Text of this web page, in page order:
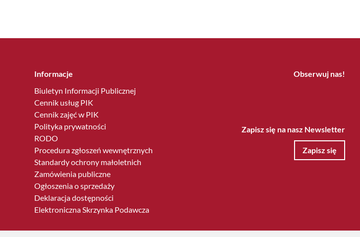
Informacje
Biuletyn Informacji Publicznej
Cennik usług PIK
Cennik zajęć w PIK
Polityka prywatności
RODO
Procedura zgłoszeń wewnętrznych
Standardy ochrony małoletnich
Zamówienia publiczne
Ogłoszenia o sprzedaży
Deklaracja dostępności
Elektroniczna Skrzynka Podawcza
Obserwuj nas!
Zapisz się na nasz Newsletter
Zapisz się